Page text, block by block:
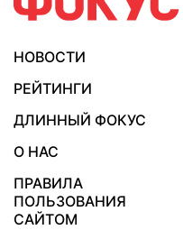
НОВОСТИ
РЕЙТИНГИ
ДЛИННЫЙ ФОКУС
О НАС
ПРАВИЛА
ПОЛЬЗОВАНИЯ
САЙТОМ